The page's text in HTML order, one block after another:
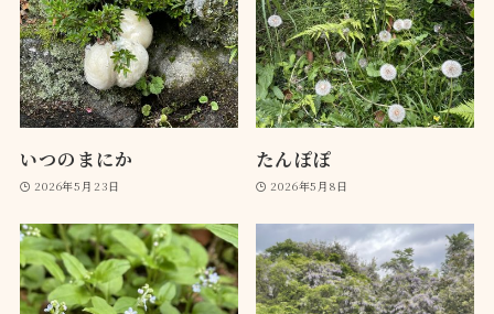
いつのまにか
2026年5月23日
たんぽぽ
2026年5月8日